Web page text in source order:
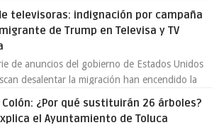
televisoras: indignación por campaña
de Trump en Televisa y TV
de anuncios del gobierno de Estados Unidos
desalentar la migración han encendido la
Colón: ¿Por qué sustituirán 26 árboles?
el Ayuntamiento de Toluca